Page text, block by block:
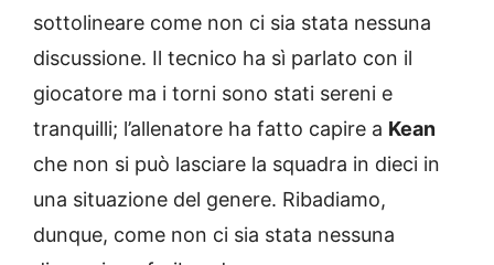
sottolineare come non ci sia stata nessuna
discussione. Il tecnico ha sì parlato con il
giocatore ma i torni sono stati sereni e
tranquilli; l’allenatore ha fatto capire a Kean
che non si può lasciare la squadra in dieci in
una situazione del genere. Ribadiamo,
dunque, come non ci sia stata nessuna